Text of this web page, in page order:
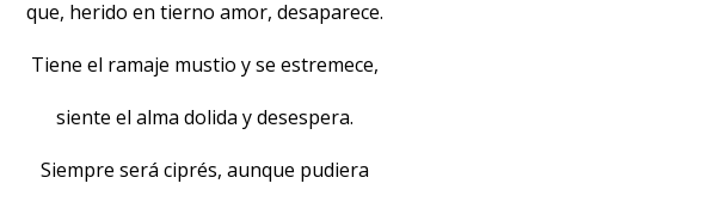
que, herido en tierno amor, desaparece.
Tiene el ramaje mustio y se estremece,
siente el alma dolida y desespera.
Siempre será ciprés, aunque pudiera